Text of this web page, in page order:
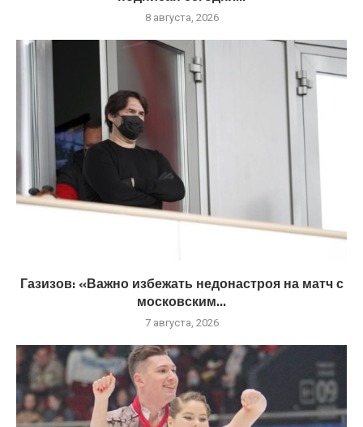
8 августа, 2026
Газизов: «Важно избежать недонастроя на матч с
московским...
7 августа, 2026